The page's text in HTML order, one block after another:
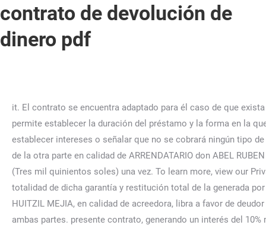
contrato de devolución de
dinero pdf
it. El contrato se encuentra adaptado para él caso de que exista más de una persona que preste el dinero, o más de una persona que reciba el dinero en préstamo; el contrato también permite establecer la duración del préstamo y la forma en la que el dinero puede ser devuelto (por ejemplo en efectivo o a través de transferencia bancaria); de igual forma se pueden establecer intereses o señalar que no se cobrará ningún tipo de interés. adquisición de un terreno agrícola ubicado en Provincia de Cañete, Distrito de PRIMERO.-. 3 Del distrito de Juliaca y de la otra parte en calidad de ARRENDATARIO don ABEL RUBEN CALIZAYA LLAQUI . En el caso específico del código civil federal, artículos 2384 al 2397. CELESTINO CANO ENCISO. 3500 (Tres mil quinientos soles) una vez. To learn more, view our Privacy Policy. CUARTO.- El señor ANGEL EMILIO HUELITL MEJIA, en calidad de deudor solidario, se compromete a pagar la totalidad de dicha garantía y restitución total de la generada por dicha compraventa, así como sus intereses generados hasta que se finiquite la totalidad del adeudo, a la señora ZENAIDA HUITZIL MEJIA, en calidad de acreedora, libra a favor de deudor un pagaré, la cual se devolverá al momento de que este haga el pago íntegro de dicha cantidad, así como lo convenido por ambas partes. presente contrato, generando un interés del 10% mensual. T del proyecto de Habilitación Urbana Progresiva San isidro de Pimentel, por la, suma de S/ 7,692.00 (siete mil seiscientos noventa y dos con 00/100 soles), y a través de su, disposición cuarta estableció el pago de costas del procedimiento por la suma de S/ 36.00, (treinta y seis con 00/100 soles), más costos del. Lo recibirás en los formatos Word y PDF. DOCUMENTO PRIVADO DE DEVOLUCIÓN DE DINERO ANTICRÉTICO. En la Ciudad de Panama a los Veintidos (22) días del mes de Septiembre de Dos mil Quince (2015). está obligado a devolver la cantidad de s/. CUARTO: A la firma del presente contrato el señor RAUL BEJAR CABALLERO, Conste por el presente documento, al que le damos todo el valor legal, de una parte la señora CARMEN AMELIA PINELO MOLINA, identificada con DNI Nº 23811849; con domicilio en el Psje. El contrato de préstamo de dinero o contrato de mutuo, es un contrato mediante el cual una de las partes (persona que presta el dinero o mutuante) transfiere a otra (persona que recibe el dinero en préstamo o mutuario) la propiedad de una suma de dinero, por su parte, quien recibe el dinero en préstamo contrae la obligación de devolverlo.La devolución puede hacerse cuando sea requerida . El contrato de préstamo de dinero o contrato de mutuo, es un contrato mediante el cual una de las partes (persona que presta el dinero o mutuante) transfiere a otra (persona que recibe el dinero en préstamo o mutuario) la propiedad de una suma de dinero, por su parte, quien recibe el dinero en préstamo contrae la obligación de devolverlo. con domicilio en el Psje. To browse Academia.edu and the wider internet faster and more securely, please take a few seconds to upgrade your browser. Our partners will collect data and use cookies for ad targeting and measurement. presente contrato. Este documento está diseñado para formalizar un préstamo entre particulares, por ejemplo cuando una persona presta una cantidad de dinero a algún familiar o un amigo; no obstante, también está diseñado para formalizar un préstamo en el que una o ambas partes son personas morales. SEGUNDO.-